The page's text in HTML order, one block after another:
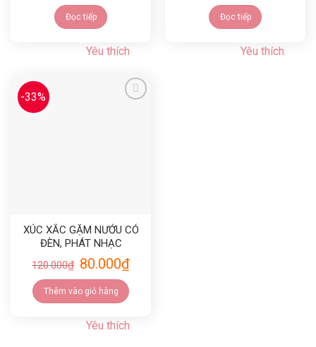
Đọc tiếp
Yêu thích
Đọc tiếp
Yêu thích
-33%
XÚC XẮC GẶM NƯỚU CÓ
ĐÈN, PHÁT NHẠC
BABYTRY
120.000₫ 80.000₫
Thêm vào giỏ hàng
Yêu thích